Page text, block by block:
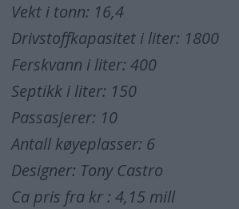
Vekt i tonn: 16,4
Drivstoffkapasitet i liter: 1800
Ferskvann i liter: 400
Septikk i liter: 150
Passasjerer: 10
Antall køyeplasser: 6
Designer: Tony Castro
Ca pris fra kr : 4,15 mill